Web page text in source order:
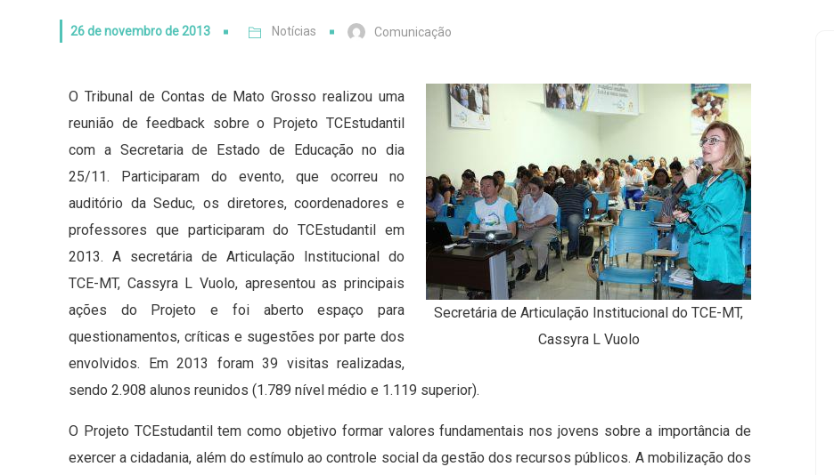
26 de novembro de 2013 Notícias Comunicação
Secretária de Articulação Institucional do TCE-MT,
Cassyra L Vuolo
O Tribunal de Contas de Mato Grosso realizou uma
reunião de feedback sobre o Projeto TCEstudantil
com a Secretaria de Estado de Educação no dia
25/11. Participaram do evento, que ocorreu no
auditório da Seduc, os diretores, coordenadores e
professores que participaram do TCEstudantil em
2013. A secretária de Articulação Institucional do
TCE-MT, Cassyra L Vuolo, apresentou as principais
ações do Projeto e foi aberto espaço para
questionamentos, críticas e sugestões por parte dos
envolvidos. Em 2013 foram 39 visitas realizadas,
sendo 2.908 alunos reunidos (1.789 nível médio e 1.119 superior).
O Projeto TCEstudantil tem como objetivo formar valores fundamentais nos jovens sobre a importância de
exercer a cidadania, além do estímulo ao controle social da gestão dos recursos públicos. A mobilização dos